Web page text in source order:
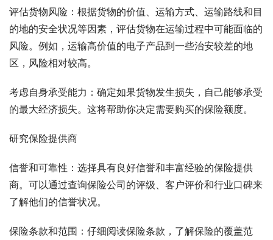
评估货物风险：根据货物的价值、运输方式、运输路线和目
的地的安全状况等因素，评估货物在运输过程中可能面临的
风险。例如，运输高价值的电子产品到一些治安较差的地
区，风险相对较高。
考虑自身承受能力：确定如果货物发生损失，自己能够承受
的最大经济损失。这将帮助你决定需要购买的保险额度。
研究保险提供商
信誉和可靠性：选择具有良好信誉和丰富经验的保险提供
商。可以通过查询保险公司的评级、客户评价和行业口碑来
了解他们的信誉状况。
保险条款和范围：仔细阅读保险条款，了解保险的覆盖范